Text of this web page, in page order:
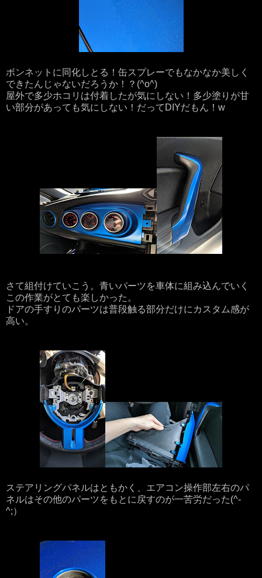
ボンネットに同化しとる！缶スプレーでもなかなか美しく
できたんじゃないだろうか！？(^o^)
屋外で多少ホコリは付着したが気にしない！多少塗りが甘
い部分があっても気にしない！だってDIYだもん！w
さて組付けていこう。青いパーツを車体に組み込んでいく
この作業がとても楽しかった。
ドアの手すりのパーツは普段触る部分だけにカスタム感が
高い。
ステアリングパネルはともかく、エアコン操作部左右のパ
ネルはその他のパーツをもとに戻すのが一苦労だった(^-
^;）